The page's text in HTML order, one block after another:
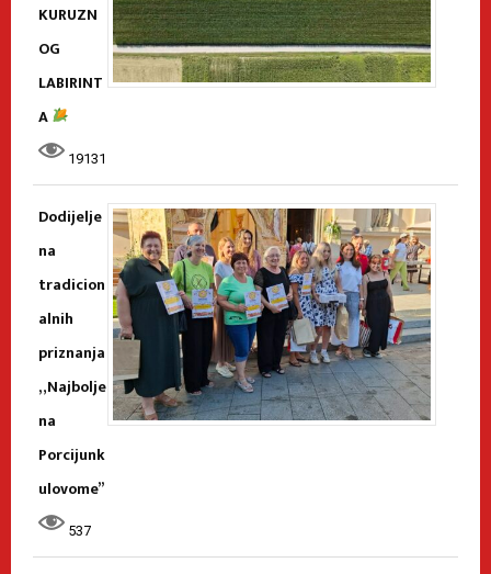
KURUZN
OG
LABIRINT
A
19131
Dodijelje
na
tradicion
alnih
priznanja
„Najbolje
na
Porcijunk
ulovome”
537